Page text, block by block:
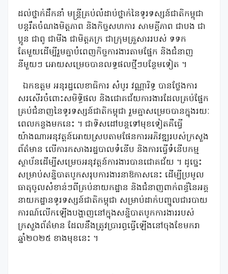
ដល់ថ្នាក់ដឹកនាំ មន្រ្តីគ្រប់លំដាប់ថ្នាក់នៃទូរទស្សន៍ជាតិកម្ពុជា
បន្តរឹតចំណងមិត្តភាព និងកិច្ចសហការ សាមគ្គីភាព ជាបង ជា
ប្អូន ជាពូ ជាមីង ជាមិត្តភក្រ ជាក្រុមគ្រួសាររបស់ ទទក
តែមួយដើម្បីរួមគ្នាបំពេញកិច្ចការងារតាមផ្នែក និងជំនាញ
នីមួយៗ អោយសម្រេចបានលទ្ធផលថ្មីៗបន្ថែមទៀត ។
ឯកឧត្តម អនុរដ្ឋលេខាធិការ សំបូរ វណ្ណារិទ្ធ បានថ្លែងការ
សរសើរចំពោះសមិទ្ធិផល និងជោគជ័យការងារដែលគ្រប់ផ្នែក
គ្រប់ជំនាញនៃទូរទស្សន៍ជាតិកម្ពុជា រួមគ្នាសម្រេចបានក្នុងរយៈ
ពេលកន្លងមកនេះ ។ ជាទិសដៅបន្តទៅមុខទៀតគឺធ្វើ
យ៉ាងណាអនុវត្តន៍អោយស្របតាមផែនការអភិវឌ្ឍរបស់ក្រសួង
ព័ត៌មាន លើការកសាងរដ្ឋបាលទំនើប និងការធ្វើទំនើបកម្ម
ស្ថាប័នដើម្បីសម្រេចអនុវត្តន៍ការងារបានជោគជ័យ ។ ដូច្នេះ
សម្រាប់សន្និបាតបូកសរុបការងារនាឱកាសនេះ ដើម្បីប្រមូល
ធាតុចូលសំខាន់ៗពីគ្រប់នាយកដ្ឋាន និងជំនាញពាក់ពន្ធ័នៃអគ្គ
នាយកដ្ឋានទូរទស្សន៍ជាតិកម្ពុជា សម្រាប់ដាក់បញ្ជូលជារបាយ
ការណ៍លើកឡើងបង្ហាញនៅក្នុងសន្និបាតបូកការងាររបស់
ក្រសួងព័ត៌មាន ដែលនឹងត្រូវប្រារព្ធធ្វើឡើងនៅចុងខែមករា
ឆ្នាំ២០២៥ ខាងមុខនេះ ។